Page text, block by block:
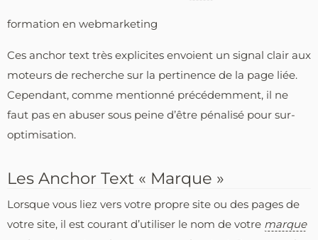
formation en webmarketing
Ces anchor text très explicites envoient un signal clair aux
moteurs de recherche sur la pertinence de la page liée.
Cependant, comme mentionné précédemment, il ne
faut pas en abuser sous peine d’être pénalisé pour sur-
optimisation.
Les Anchor Text « Marque »
Lorsque vous liez vers votre propre site ou des pages de
votre site, il est courant d’utiliser le nom de votre marque